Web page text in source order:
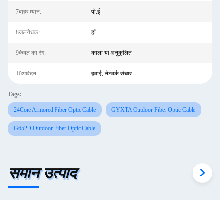
7बाहर म्यान: पी.ई
8जलरोधक: हाँ
9केबल का रंग: काला या अनुकूलित
10आवेदन: हवाई, नेटवर्क संचार
Tags:
24Core Armored Fiber Optic Cable GYXTA Outdoor Fiber Optic Cable
G652D Outdoor Fiber Optic Cable
समान उत्पाद